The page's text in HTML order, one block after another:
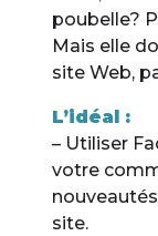
poubelle?
Mais elle
site Web,
L’idéal :
– Utiliser
votre
site.